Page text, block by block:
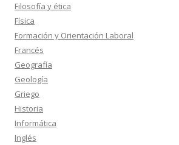
Filosofía y ética
Física
Formación y Orientación Laboral
Francés
Geografía
Geología
Griego
Historia
Informática
Inglés